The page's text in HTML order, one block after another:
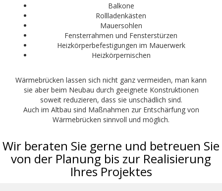
Balkone
Rollladenkästen
Mauersohlen
Fensterrahmen und Fensterstürzen
Heizkörperbefestigungen im Mauerwerk
Heizkörpernischen
Wärmebrücken lassen sich nicht ganz vermeiden, man kann
sie aber beim Neubau durch geeignete Konstruktionen
soweit reduzieren, dass sie unschädlich sind.
Auch im Altbau sind Maßnahmen zur Entschärfung von
Wärmebrücken sinnvoll und möglich.
Wir beraten Sie gerne und betreuen Sie
von der Planung bis zur Realisierung
Ihres Projektes